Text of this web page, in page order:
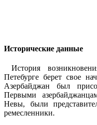
Исторические данные
История
Петебурге берет свое
Азербайджан был
Первыми
Невы, были
ремесленники.